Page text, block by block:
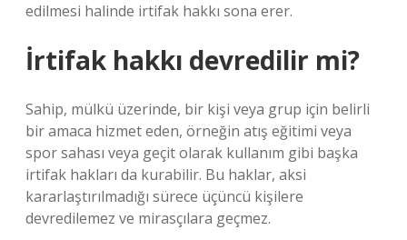
edilmesi halinde irtifak hakkı sona erer.
İrtifak hakkı devredilir mi?
Sahip, mülkü üzerinde, bir kişi veya grup için belirli
bir amaca hizmet eden, örneğin atış eğitimi veya
spor sahası veya geçit olarak kullanım gibi başka
irtifak hakları da kurabilir. Bu haklar, aksi
kararlaştırılmadığı sürece üçüncü kişilere
devredilemez ve mirasçılara geçmez.